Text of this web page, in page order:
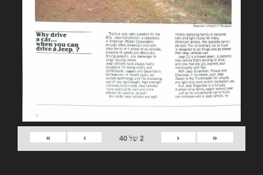
«
‹
2של40
›
»